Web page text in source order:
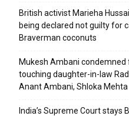
British activist Marieha
being declared not guilty for
Braverman coconuts
Mukesh Ambani
touching daughter-in-law
Anant Ambani, Shloka Mehta
India’s Supreme Court stays